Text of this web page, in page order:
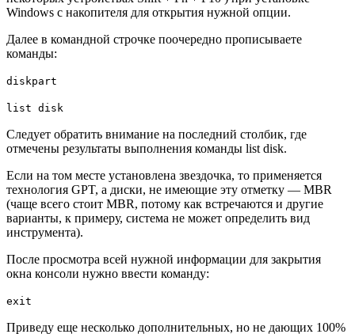
Windows с накопителя для открытия нужной опции.
Далее в командной строчке поочередно прописываете
команды:
diskpart
list disk
Следует обратить внимание на последний столбик, где
отмечены результаты выполнения команды list disk.
Если на том месте установлена звездочка, то применяется
технология GPT, а диски, не имеющие эту отметку — MBR
(чаще всего стоит MBR, потому как встречаются и другие
варианты, к примеру, система не может определить вид
инструмента).
После просмотра всей нужной информации для закрытия
окна консоли нужно ввести команду:
exit
Приведу еще несколько дополнительных, но не дающих 100%